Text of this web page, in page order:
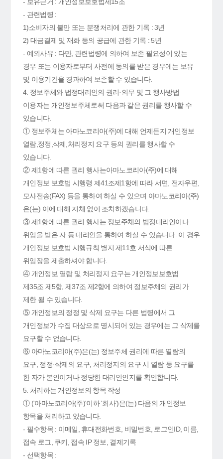
- 관련법령 :
1)소비자의 불만 또는 분쟁처리에 관한 기록 : 3년
2) 대금결제 및 재화 등의 공급에 관한 기록 : 5년
- 예외사유 : 다만, 관련법령에 의하여 보존 필요성이 있는
경우 또는 이용자로부터 사전에 동의를 받은 경우에는 보유
및 이용기간을 경과하여 보존할 수 있습니다.
4. 정보주체와 법정대리인의 권리·의무 및 그 행사방법
이용자는 개인정보주체로써 다음과 같은 권리를 행사할 수
있습니다.
① 정보주체는 아마노코리아(주)에 대해 언제든지 개인정보
열람,정정,삭제,처리정지 요구 등의 권리를 행사할 수
있습니다.
② 제1항에 따른 권리 행사는아마노코리아(주)에 대해
개인정보 보호법 시행령 제41조제1항에 따라 서면, 전자우편,
모사전송(FAX) 등을 통하여 하실 수 있으며 아마노코리아(주)
은(는) 이에 대해 지체 없이 조치하겠습니다.
③ 제1항에 따른 권리 행사는 정보주체의 법정대리인이나
위임을 받은 자 등 대리인을 통하여 하실 수 있습니다. 이 경우
개인정보 보호법 시행규칙 별지 제11호 서식에 따른
위임장을 제출하셔야 합니다.
④ 개인정보 열람 및 처리정지 요구는 개인정보보호법
제35조 제5항, 제37조 제2항에 의하여 정보주체의 권리가
제한 될 수 있습니다.
⑤ 개인정보의 정정 및 삭제 요구는 다른 법령에서 그
개인정보가 수집 대상으로 명시되어 있는 경우에는 그 삭제를
요구할 수 없습니다.
⑥ 아마노코리아(주)은(는) 정보주체 권리에 따른 열람의
요구, 정정·삭제의 요구, 처리정지의 요구 시 열람 등 요구를
한 자가 본인이거나 정당한 대리인인지를 확인합니다.
5. 처리하는 개인정보의 항목 작성
① ('아마노코리아(주)'이하 '회사')은(는) 다음의 개인정보
항목을 처리하고 있습니다.
- 필수항목 : 이메일, 휴대전화번호, 비밀번호, 로그인ID, 이름,
접속 로그, 쿠키, 접속 IP 정보, 결제기록
- 선택항목 :